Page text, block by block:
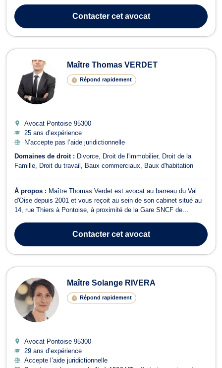
opère en droit du divorce et vous propose toutes ses compétences
en matière de divorce amiab...
Contactercet avocat
Maître Thomas VERDET
Répond rapidement
Avocat Pontoise 95300
25 ans d’expérience
N’accepte pas l’aide juridictionnelle
Domaines de droit : Divorce Droit de l'immobilier
Droit de la
Famille
Droit du travail Baux commerciaux Baux d'habitation
À propos : Maître Thomas Verdet est avocat au barreau du Val
d'Oise depuis 2001 et vous reçoit au sein de son cabinet situé au
14, rue Thiers à Pontoise, à proximité de la Gare SNCF de
aux employeurs et salariés ses compétences en droit du travail et
traite à ce titre to...
Contactercet avocat
Maître Solange RIVERA
Répond rapidement
Avocat Pontoise 95300
29 ans d’expérience
Accepte l’aide juridictionnelle